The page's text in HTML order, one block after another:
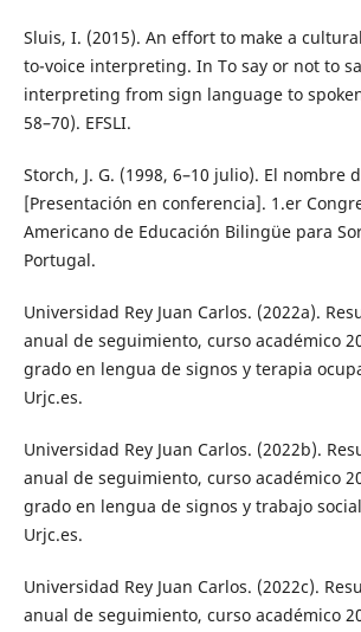
Sluis, I. (2015). An effort to make a
to-voice interpreting. In To say or not to
interpreting from sign language to
58–70). EFSLI.
Storch, J. G. (1998, 6–10 julio). El nombre
[Presentación en conferencia]. 1.er
Americano de Educación Bilingüe para
Portugal.
Universidad Rey Juan Carlos. (2022a).
anual de seguimiento, curso académico
grado en lengua de signos y terapia
Urjc.es.
Universidad Rey Juan Carlos. (2022b).
anual de seguimiento, curso académico
grado en lengua de signos y trabajo
Urjc.es.
Universidad Rey Juan Carlos. (2022c).
anual de seguimiento, curso académico